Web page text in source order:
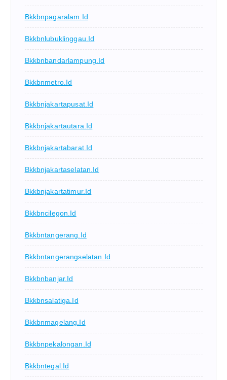
Bkkbnpagaralam.id
Bkkbnlubuklinggau.id
Bkkbnbandarlampung.id
Bkkbnmetro.id
Bkkbnjakartapusat.id
Bkkbnjakartautara.id
Bkkbnjakartabarat.id
Bkkbnjakartaselatan.id
Bkkbnjakartatimur.id
Bkkbncilegon.id
Bkkbntangerang.id
Bkkbntangerangselatan.id
Bkkbnbanjar.id
Bkkbnsalatiga.id
Bkkbnmagelang.id
Bkkbnpekalongan.id
Bkkbntegal.id